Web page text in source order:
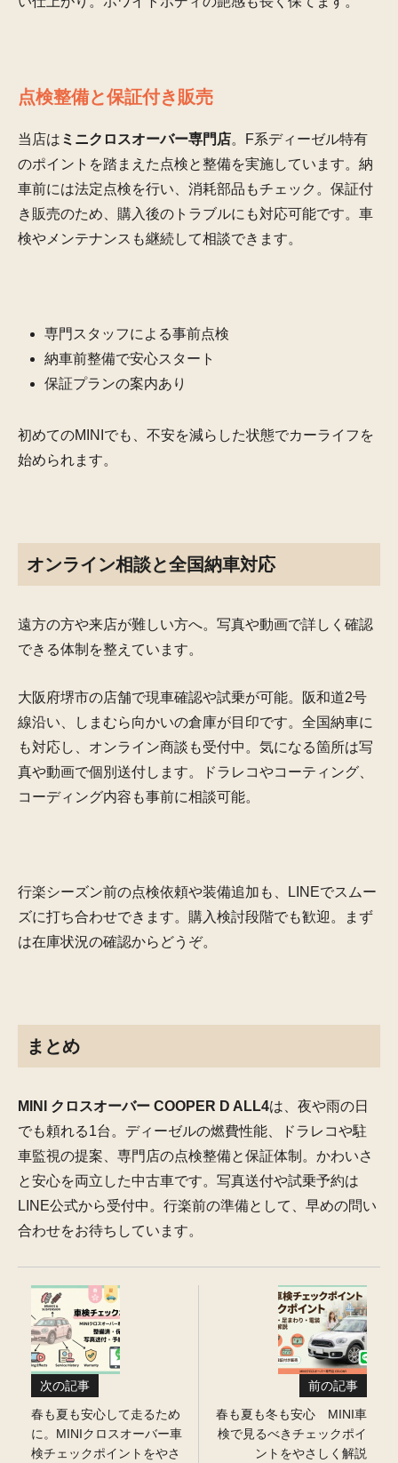
点検整備と保証付き販売
当店は ミニクロスオーバー専門店。F系ディーゼル特有
のポイントを踏まえた点検と整備を実施しています。納
車前には法定点検を行い、消耗部品もチェック。保証付
き販売のため、購入後のトラブルにも対応可能です。車
検やメンテナンスも継続して相談できます。
専門スタッフによる事前点検
納車前整備で安心スタート
保証プランの案内あり
初めてのMINIでも、不安を減らした状態でカーライフを
始められます。
オンライン相談と全国納車対応
遠方の方や来店が難しい方へ。写真や動画で詳しく確認
できる体制を整えています。
大阪府堺市の店舗で現車確認や試乗が可能。阪和道2号
線沿い、しまむら向かいの倉庫が目印です。全国納車に
も対応し、オンライン商談も受付中。気になる箇所は写
真や動画で個別送付します。ドラレコやコーティング、
コーディング内容も事前に相談可能。
行楽シーズン前の点検依頼や装備追加も、LINEでスムー
ズに打ち合わせできます。購入検討段階でも歓迎。まず
は在庫状況の確認からどうぞ。
まとめ
MINI クロスオーバー COOPER D ALL4は、夜や雨の日
でも頼れる1台。ディーゼルの燃費性能、ドラレコや駐
車監視の提案、専門店の点検整備と保証体制。かわいさ
と安心を両立した中古車です。写真送付や試乗予約は
LINE公式から受付中。行楽前の準備として、早めの問い
合わせをお待ちしています。
次の記事
春も夏も安心して走るため
に。MINIクロスオーバー車
検チェックポイントをやさ
前の記事
春も夏も冬も安心 MINI車
検で見るべきチェックポイ
ントをやさしく解説